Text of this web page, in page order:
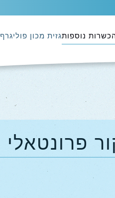
נוספותגזית מכון פוליגרף
פרונטאלי